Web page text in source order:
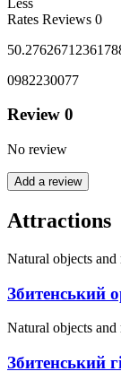
Rates Reviews 0
0982230077
Review 0
No review
Add a review
Attractions
Natural objects and
Збитенський
Natural objects and
Збитенський